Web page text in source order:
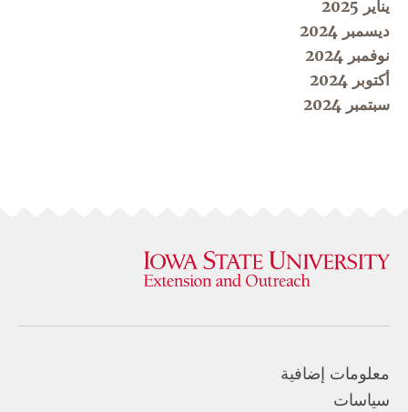
يناير 2025
ديسمبر 2024
نوفمبر 2024
أكتوبر 2024
سبتمبر 2024
معلومات إضافية
سياسات